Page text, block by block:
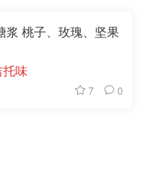
浆 桃子、玫瑰、坚果
托味
7 0